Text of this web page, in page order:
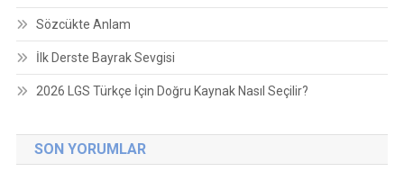
Sözcükte Anlam
İlk Derste Bayrak Sevgisi
2026 LGS Türkçe İçin Doğru Kaynak Nasıl Seçilir?
SON YORUMLAR